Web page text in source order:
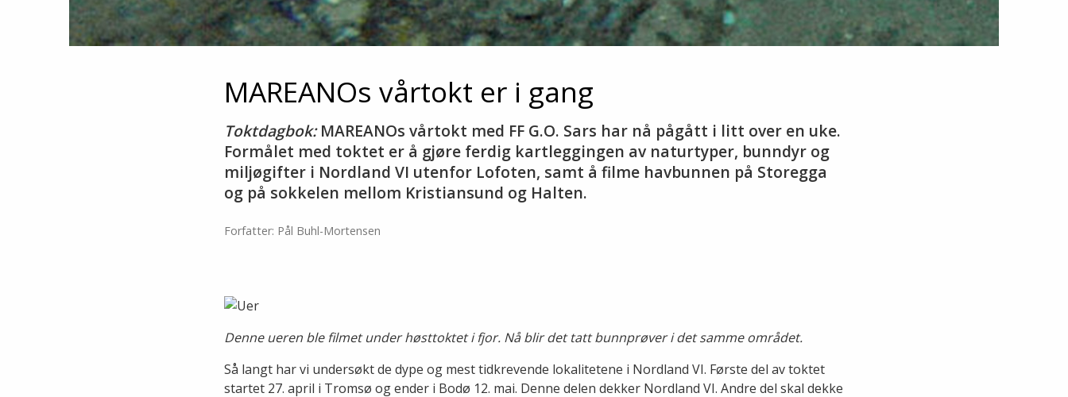
MAREANOs vårtokt er i gang
Toktdagbok:MAREANOs vårtokt med FF G.O. Sars har nå pågått i litt over en uke.
Formålet med toktet er å gjøre ferdig kartleggingen av naturtyper, bunndyr og
miljøgifter i Nordland VI utenfor Lofoten, samt å filme havbunnen på Storegga
og på sokkelen mellom Kristiansund og Halten.
Forfatter: Pål Buhl-Mortensen
Denne ueren ble filmet under høsttoktet i fjor. Nå blir det tatt bunnprøver i det samme området.
Så langt har vi undersøkt de dype og mest tidkrevende lokalitetene i Nordland VI. Første del av toktet
startet 27. april i Tromsø og ender i Bodø 12. mai. Denne delen dekker Nordland VI. Andre del skal dekke